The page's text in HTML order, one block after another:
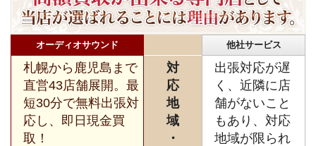
オーディオサウンド 他社サービス
札幌から鹿児島まで
直営43店舗展開。最
短30分で無料出張対
応し、即日現金買
取！
対
応
地
域
・
出張対応が遅
く、近隣に店
舗がないこと
もあり、対応
地域が限られ